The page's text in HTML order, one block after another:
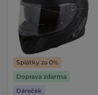
Splátky za 0%
Doprava zdarma
Dáreček